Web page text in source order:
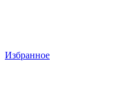
Избранное